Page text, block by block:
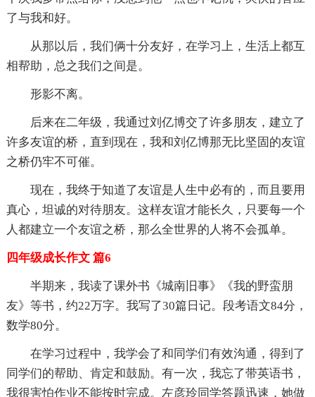
了与我和好。
从那以后，我们俩十分友好，在学习上，生活上都互
相帮助，总之我们之间是。
形影不离。
后来在二年级，我通过刘亿博交了许多朋友，建立了
许多友谊的桥，直到现在，我和刘亿博那无比坚固的友谊
之桥仍牢不可催。
现在，我终于知道了友谊是人生中必有的，而且要用
真心，坦诚的对待朋友。这样友谊才能长久，只要每一个
人都建立一个友谊之桥，那么全世界的人将不会孤单。
四年级成长作文 篇6
半期来，我读了课外书《城南旧事》《我的野蛮朋
友》等书，约22万字。我写了30篇日记。段考语文84分，
数学80分。
在学习过程中，我学会了和同学们有效沟通，得到了
同学们的帮助、肯定和鼓励。有一次，我忘了带英语书，
我很害怕作业不能按时完成。左彦玲同学答题迅速，她做